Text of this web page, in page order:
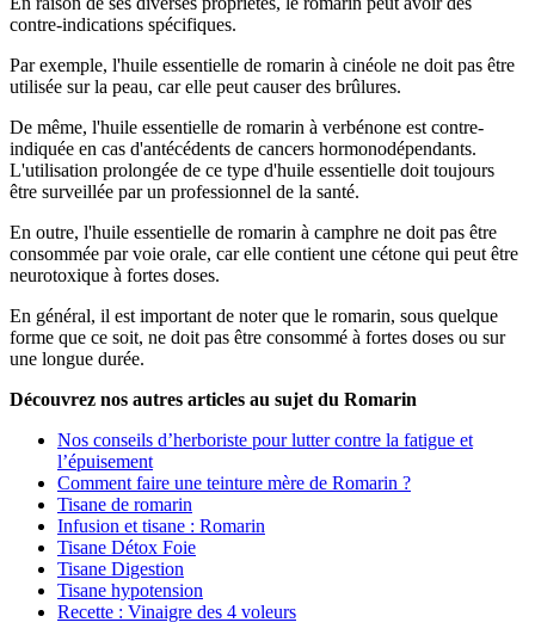
contre-indications spécifiques.
Par exemple, l'huile essentielle de romarin à cinéole ne doit pas être
utilisée sur la peau, car elle peut causer des brûlures.
De même, l'huile essentielle de romarin à verbénone est contre-
indiquée en cas d'antécédents de cancers hormonodépendants.
L'utilisation prolongée de ce type d'huile essentielle doit toujours
être surveillée par un professionnel de la santé.
En outre, l'huile essentielle de romarin à camphre ne doit pas être
consommée par voie orale, car elle contient une cétone qui peut être
neurotoxique à fortes doses.
En général, il est important de noter que le romarin, sous quelque
forme que ce soit, ne doit pas être consommé à fortes doses ou sur
une longue durée.
Découvrez nos autres articles au sujet du Romarin
Nos conseils d’herboriste pour lutter contre la fatigue et
l’épuisement
Comment faire une teinture mère de Romarin ?
Tisane de romarin
Infusion et tisane : Romarin
Tisane Détox Foie
Tisane Digestion
Tisane hypotension
Recette : Vinaigre des 4 voleurs